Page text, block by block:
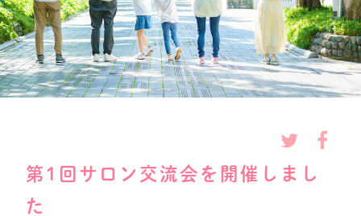
第1回サロン交流会を開催しまし
た